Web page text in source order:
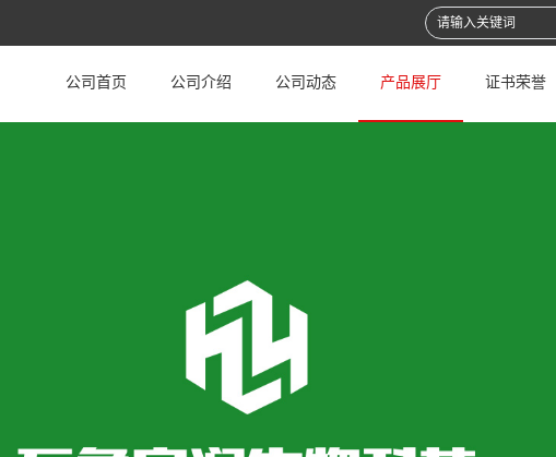
公司首页 公司介绍 公司动态 产品展厅 证书荣誉